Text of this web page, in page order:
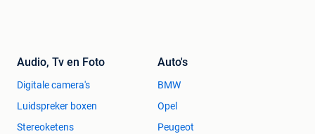
Audio, Tv en Foto
Digitale camera's
Luidspreker boxen
Stereoketens
Auto's
BMW
Opel
Peugeot